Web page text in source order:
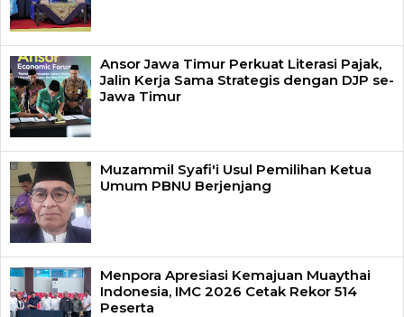
Ansor Jawa Timur Perkuat Literasi Pajak,
Jalin Kerja Sama Strategis dengan DJP se-
Jawa Timur
Muzammil Syafi'i Usul Pemilihan Ketua
Umum PBNU Berjenjang
Menpora Apresiasi Kemajuan Muaythai
Indonesia, IMC 2026 Cetak Rekor 514
Peserta